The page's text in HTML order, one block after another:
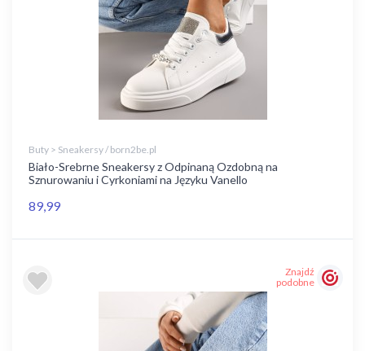
Buty > Sneakersy / born2be.pl
Biało-Srebrne Sneakersy z Odpinaną Ozdobną na
Sznurowaniu i Cyrkoniami na Języku Vanello
89,99
Znajdź
podobne